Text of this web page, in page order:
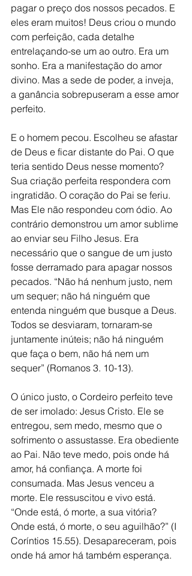
pagar o preço dos nossos pecados. E
eles eram muitos! Deus criou o mundo
com perfeição, cada detalhe
entrelaçando-se um ao outro. Era um
sonho. Era a manifestação do amor
divino. Mas a sede de poder, a inveja,
a ganância sobrepuseram a esse amor
perfeito.
E o homem pecou. Escolheu se afastar
de Deus e ficar distante do Pai. O que
teria sentido Deus nesse momento?
Sua criação perfeita respondera com
ingratidão. O coração do Pai se feriu.
Mas Ele não respondeu com ódio. Ao
contrário demonstrou um amor sublime
ao enviar seu Filho Jesus. Era
necessário que o sangue de um justo
fosse derramado para apagar nossos
pecados. “Não há nenhum justo, nem
um sequer; não há ninguém que
entenda ninguém que busque a Deus.
Todos se desviaram, tornaram-se
juntamente inúteis; não há ninguém
que faça o bem, não há nem um
sequer” (Romanos 3. 10-13).
O único justo, o Cordeiro perfeito teve
de ser imolado: Jesus Cristo. Ele se
entregou, sem medo, mesmo que o
sofrimento o assustasse. Era obediente
ao Pai. Não teve medo, pois onde há
amor, há confiança. A morte foi
consumada. Mas Jesus venceu a
morte. Ele ressuscitou e vivo está.
“Onde está, ó morte, a sua vitória?
Onde está, ó morte, o seu aguilhão?” (I
Coríntios 15.55). Desapareceram, pois
onde há amor há também esperança.